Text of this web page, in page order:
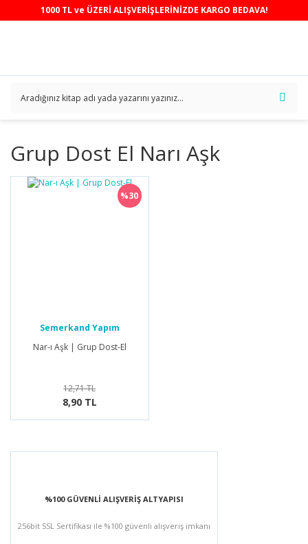
1000 TL ve ÜZERİ ALIŞVERİŞLERİNİZDE KARGO BEDAVA!
Grup Dost El Narı Aşk
%30
Semerkand Yapım
Nar-ı Aşk | Grup Dost-El
12,71 TL
8,90 TL
%100 GÜVENLİ ALIŞVERİŞ ALTYAPISI
256bit SSL Sertifikası ile %100 güvenli alışveriş imkanı